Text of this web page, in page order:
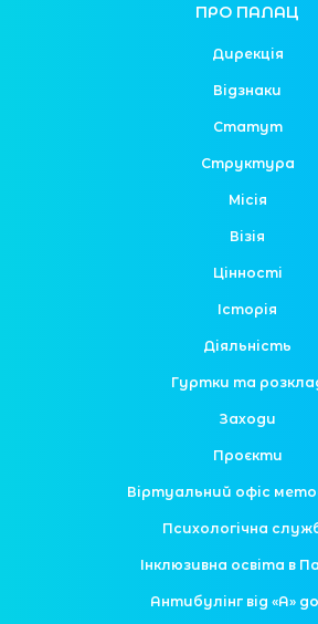
ПРО ПАЛАЦ
Дирекція
Відзнаки
Статут
Структура
Місія
Візія
Цінності
Історія
Діяльність
Гуртки та
Заходи
Проєкти
Віртуальний офіс
Психологічна
Інклюзивна освіта в
Антибулінг від «А»